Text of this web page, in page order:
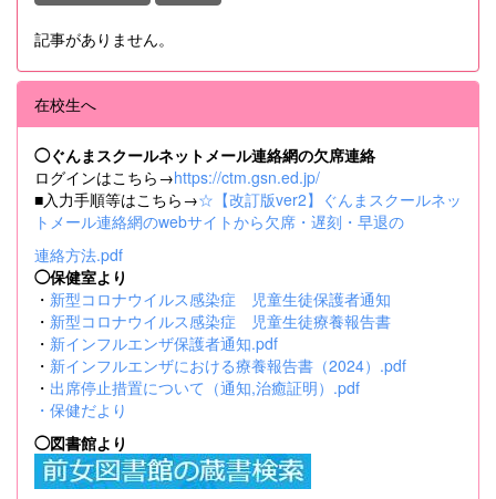
記事がありません。
在校生へ
◯ぐんまスクールネットメール連絡網の欠席連絡
ログインはこちら→https://ctm.gsn.ed.jp/
■入力手順等はこちら→☆【改訂版ver2】ぐんまスクールネッ
トメール連絡網のwebサイトから欠席・遅刻・早退の
連絡方法.pdf
◯保健室より
・ 新型コロナウイルス感染症 児童生徒保護者通知
・ 新型コロナウイルス感染症 児童生徒療養報告書
・ 新インフルエンザ保護者通知.pdf
・ 新インフルエンザにおける療養報告書（2024）.pdf
・ 出席停止措置について（通知,治癒証明）.pdf
・ 保健だより
◯図書館より